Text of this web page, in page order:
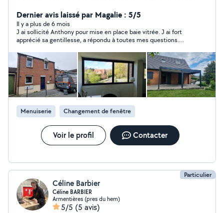
vitré porte fenetre fenetre porte de garage volet
roulant ) je peux vous envoyer des photo de ce que je
fais en message privé
Dernier avis laissé par Magalie : 5/5
Il y a plus de 6 mois
J ai sollicité Anthony pour mise en place baie vitrée. J ai fort
apprécié sa gentillesse, a répondu à toutes mes questions.
recommande vivement 👍
Menuiserie Changement de fenêtre
Voir le profil Contacter
Particulier
Céline Barbier
Céline BARBIER
Armentières (pres du hem)
5/5 (5 avis)